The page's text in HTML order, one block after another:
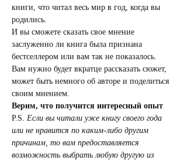
книги, что читал весь мир в год, когда вы
родились.
И вы сможете сказать свое мнение
заслуженно ли книга была признана
бестселлером или вам так не показалось.
Вам нужно будет вкратце рассказать сюжет,
может быть немного об авторе и поделиться
своим мнением.
Верим, что получится интересный опыт
P.S. Если вы читали уже книгу своего года
или не нравится по каким-либо другим
причинам, то вам предоставляется
возможность выбрать любую другую из